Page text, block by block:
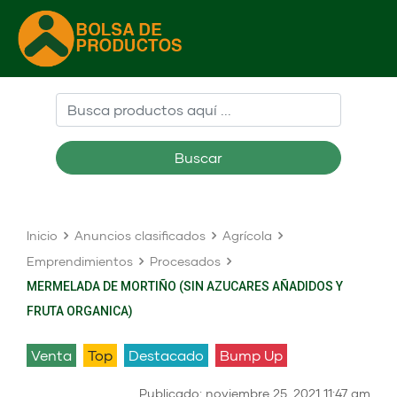
Buscar
Inicio Anuncios clasificados
Agrícola
Emprendimientos
Procesados
MERMELADA DE MORTIÑO (SIN AZUCARES AÑADIDOS Y
FRUTA ORGANICA)
venta Top Destacado Bump Up
Publicado: noviembre 25, 2021 11:47 am